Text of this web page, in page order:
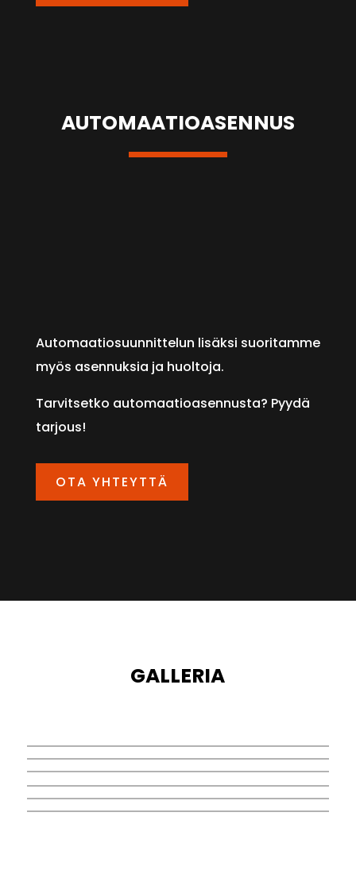
AUTOMAATIOASENNUS
Automaatiosuunnittelun lisäksi suoritamme
myös asennuksia ja huoltoja.
Tarvitsetko automaatioasennusta? Pyydä
tarjous!
OTA YHTEYTTÄ
GALLERIA